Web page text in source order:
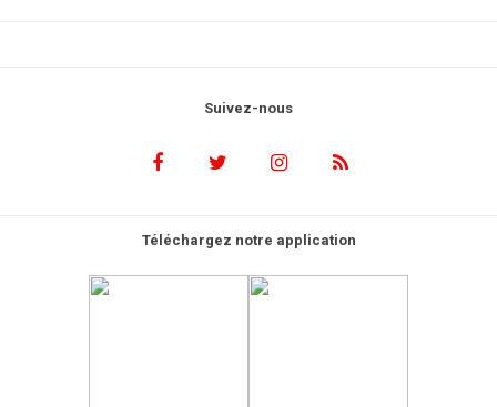
Suivez-nous
Téléchargez notre application